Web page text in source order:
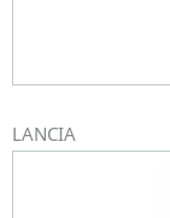
LANCIA